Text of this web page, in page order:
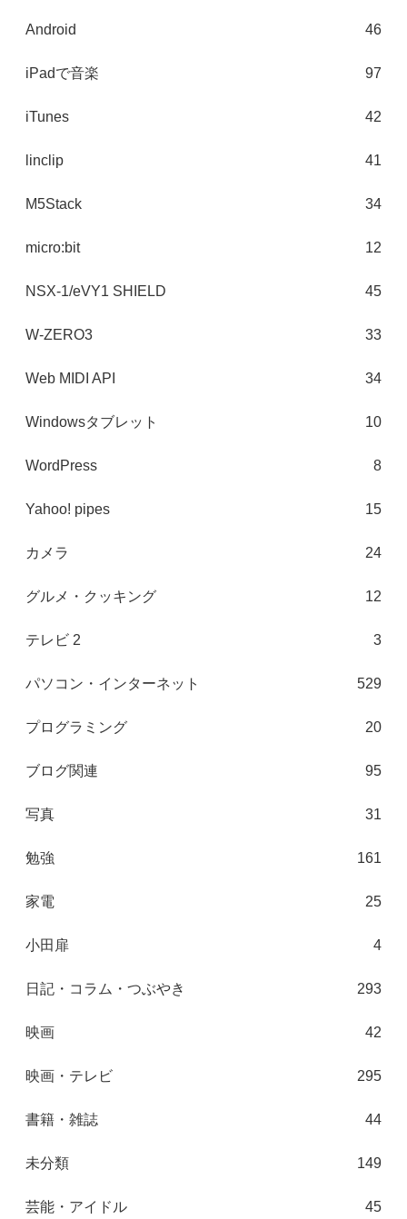
Android 46
iPadで音楽 97
iTunes 42
linclip 41
M5Stack 34
micro:bit 12
NSX-1/eVY1 SHIELD 45
W-ZERO3 33
Web MIDI API 34
Windowsタブレット 10
WordPress 8
Yahoo! pipes 15
カメラ 24
グルメ・クッキング 12
テレビ 2 3
パソコン・インターネット 529
プログラミング 20
ブログ関連 95
写真 31
勉強 161
家電 25
小田扉 4
日記・コラム・つぶやき 293
映画 42
映画・テレビ 295
書籍・雑誌 44
未分類 149
芸能・アイドル 45